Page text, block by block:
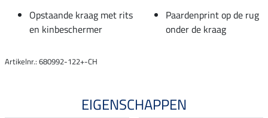
Opstaande kraag met rits
en kinbeschermer
Paardenprint op de rug
onder de kraag
Artikelnr.: 680992-122+-CH
EIGENSCHAPPEN